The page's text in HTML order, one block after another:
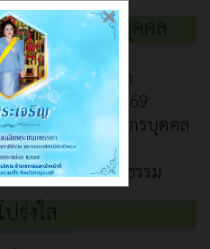
นาทรัพยากรบุคคล
รบริหารและพัฒนา
ประมาณ พ.ศ.2569
และพัฒนาทรัพยากรบุคคล
ารขับเคลื่อนจริยธรรม
ร่งใส
×